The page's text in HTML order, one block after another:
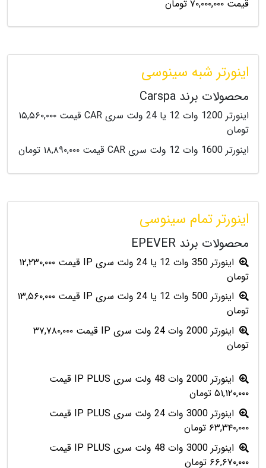
قیمت ۷۰,۰۰۰,۰۰۰ تومان
اینورتر شبه سینوسی
محصولات برند Carspa
اینورتر 1200 وات 12 یا 24 ولت سری CAR قیمت ۱۵,۵۶۰,۰۰۰
تومان
اینورتر 1600 وات 12 ولت سری CAR قیمت ۱۸,۸۹۰,۰۰۰ تومان
اینورتر تمام سینوسی
محصولات برند EPEVER
اینورتر 350 وات 12 یا 24 ولت سری IP قیمت ۱۲,۲۳۰,۰۰۰
تومان
اینورتر 500 وات 12 یا 24 ولت سری IP قیمت ۱۳,۵۶۰,۰۰۰
تومان
اینورتر 2000 وات 24 ولت سری IP قیمت ۳۷,۷۸۰,۰۰۰
تومان
اینورتر 2000 وات 48 ولت سری IP PLUS قیمت
۵۱,۱۲۰,۰۰۰ تومان
اینورتر 3000 وات 24 ولت سری IP PLUS قیمت
۶۳,۳۴۰,۰۰۰ تومان
اینورتر 3000 وات 48 ولت سری IP PLUS قیمت
۶۶,۶۷۰,۰۰۰ تومان